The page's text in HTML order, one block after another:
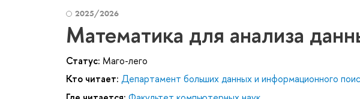
2025/2026
Математика для анализа
Статус: Маго-лего
Кто читает: Департамент больших данных и информационного